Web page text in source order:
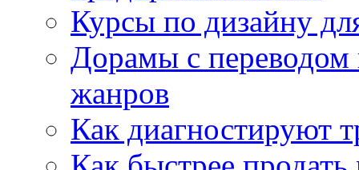
Курсы по дизайну
Дорамы с переводом
жанров
Как диагностируют